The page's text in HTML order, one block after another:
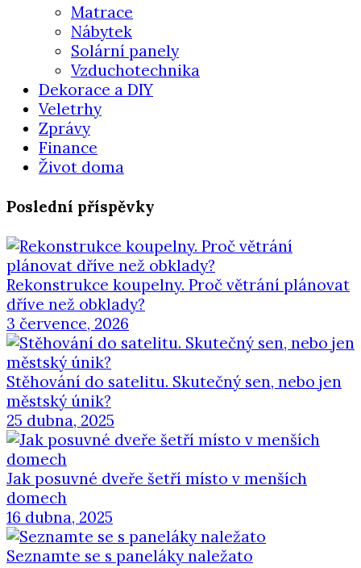
Matrace
Nábytek
Solární panely
Vzduchotechnika
Dekorace a DIY
Veletrhy
Zprávy
Finance
Život doma
Poslední příspěvky
Rekonstrukce koupelny. Proč větrání plánovat
dříve než obklady?
3 července, 2026
Stěhování do satelitu. Skutečný sen, nebo jen
městský únik?
25 dubna, 2025
Jak posuvné dveře šetří místo v menších
domech
16 dubna, 2025
Seznamte se s paneláky naležato